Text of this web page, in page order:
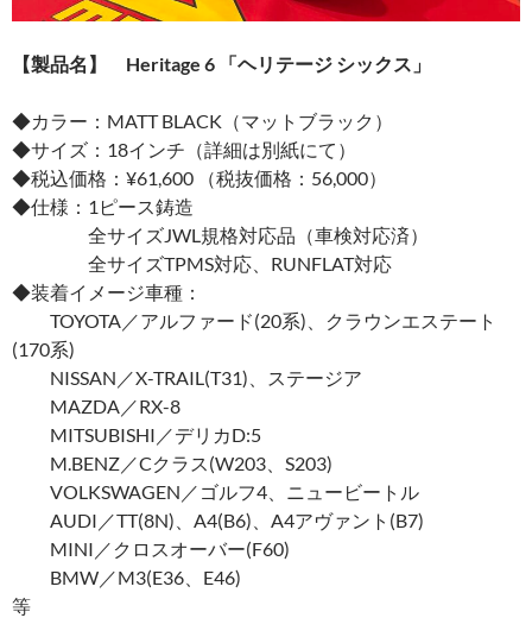
【製品名】 Heritage 6 「ヘリテージ シックス」
◆カラー：MATT BLACK（マットブラック）
◆サイズ：18インチ（詳細は別紙にて）
◆税込価格：¥61,600 （税抜価格：56,000）
◆仕様：1ピース鋳造
全サイズJWL規格対応品（車検対応済）
全サイズTPMS対応、RUNFLAT対応
◆装着イメージ車種：
TOYOTA／アルファード(20系)、クラウンエステート
(170系)
NISSAN／X-TRAIL(T31)、ステージア
MAZDA／RX-8
MITSUBISHI／デリカD:5
M.BENZ／Cクラス(W203、S203)
VOLKSWAGEN／ゴルフ4、ニュービートル
AUDI／TT(8N)、A4(B6)、A4アヴァント(B7)
MINI／クロスオーバー(F60)
BMW／M3(E36、E46)
等